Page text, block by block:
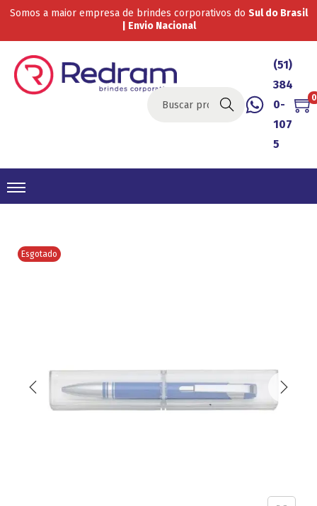
Somos a maior empresa de brindes corporativos do Sul do Brasil
| Envio Nacional
Buscar
(51)
384
0-
107
5
0
Esgotado